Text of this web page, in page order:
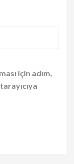
için adım,